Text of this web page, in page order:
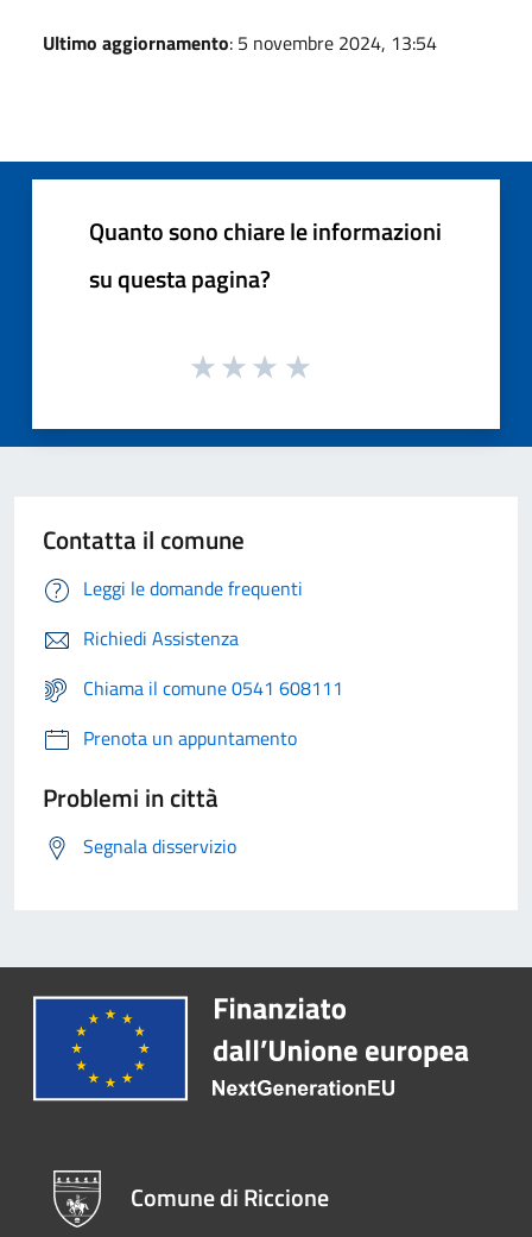
Ultimo aggiornamento: 5 novembre 2024, 13:54
Quanto sono chiare le informazioni
su questa pagina?
Contatta il comune
Leggi le domande frequenti
Richiedi Assistenza
Chiama il comune 0541 608111
Prenota un appuntamento
Problemi in città
Segnala disservizio
Comune di Riccione